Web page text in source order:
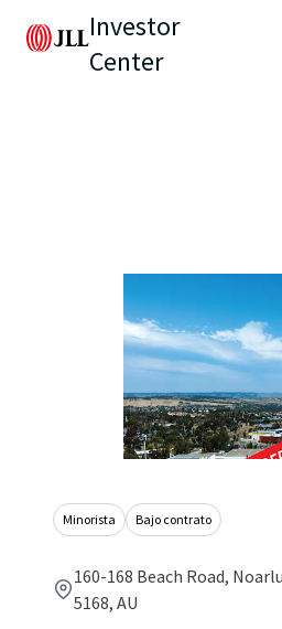
Investor
Center
Minorista Bajo contrato
160-168 Beach Road,
5168, AU